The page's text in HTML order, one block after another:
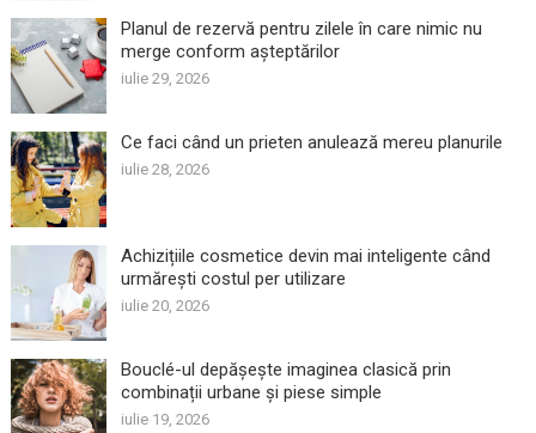
Planul de rezervă pentru zilele în care nimic nu
merge conform așteptărilor
iulie 29, 2026
Ce faci când un prieten anulează mereu planurile
iulie 28, 2026
Achizițiile cosmetice devin mai inteligente când
urmărești costul per utilizare
iulie 20, 2026
Bouclé-ul depășește imaginea clasică prin
combinații urbane și piese simple
iulie 19, 2026